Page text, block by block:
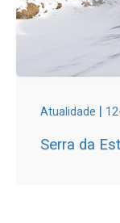
Atualidade |
Serra da